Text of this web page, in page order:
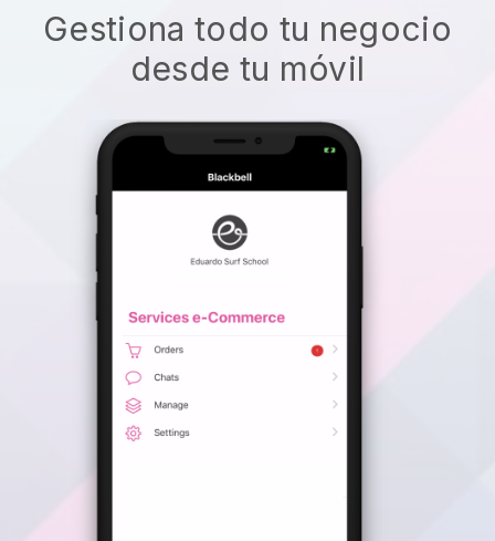
Gestiona todo tu negocio
desde tu móvil